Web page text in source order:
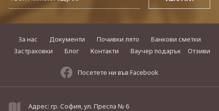
За нас Документи Почивки лято
Банкови сметки
Застраховки
Блог Контакти Ваучер подарък Отзиви
Посетете ни във Facebook
Адрес: гр. София, ул. Преспа № 6